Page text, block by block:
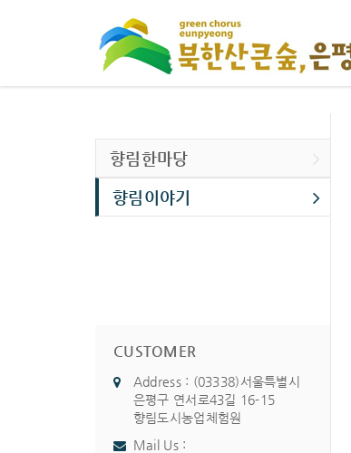
향림한마당
향림이야기
CUSTOMER
Address : (03338)서울특별시
은평구 연서로43길 16-15
향림도시농업체험원
Mail Us :